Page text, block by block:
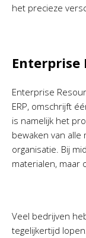
het precieze
Enterprise
Enterprise
ERP, omschrijft
is namelijk het
bewaken van
organisatie. Bij
materialen, maar
Veel bedrijven
tegelijkertijd